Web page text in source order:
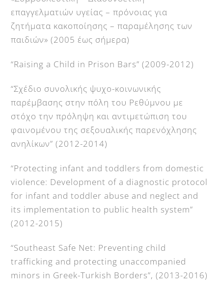
επαγγελματιών υγείας – πρόνοιας για
ζητήματα κακοποίησης – παραμέλησης των
παιδιών» (2005 έως σήμερα)
“Raising a Child in Prison Bars” (2009-2012)
“Σχέδιο συνολικής ψυχο-κοινωνικής
παρέμβασης στην πόλη του Ρεθύμνου με
στόχο την πρόληψη και αντιμετώπιση του
φαινομένου της σεξουαλικής παρενόχλησης
ανηλίκων” (2012-2014)
“Protecting infant and toddlers from domestic
violence: Development of a diagnostic protocol
for infant and toddler abuse and neglect and
its implementation to public health system”
(2012-2015)
“Southeast Safe Net: Preventing child
trafficking and protecting unaccompanied
minors in Greek-Turkish Borders”, (2013-2016)